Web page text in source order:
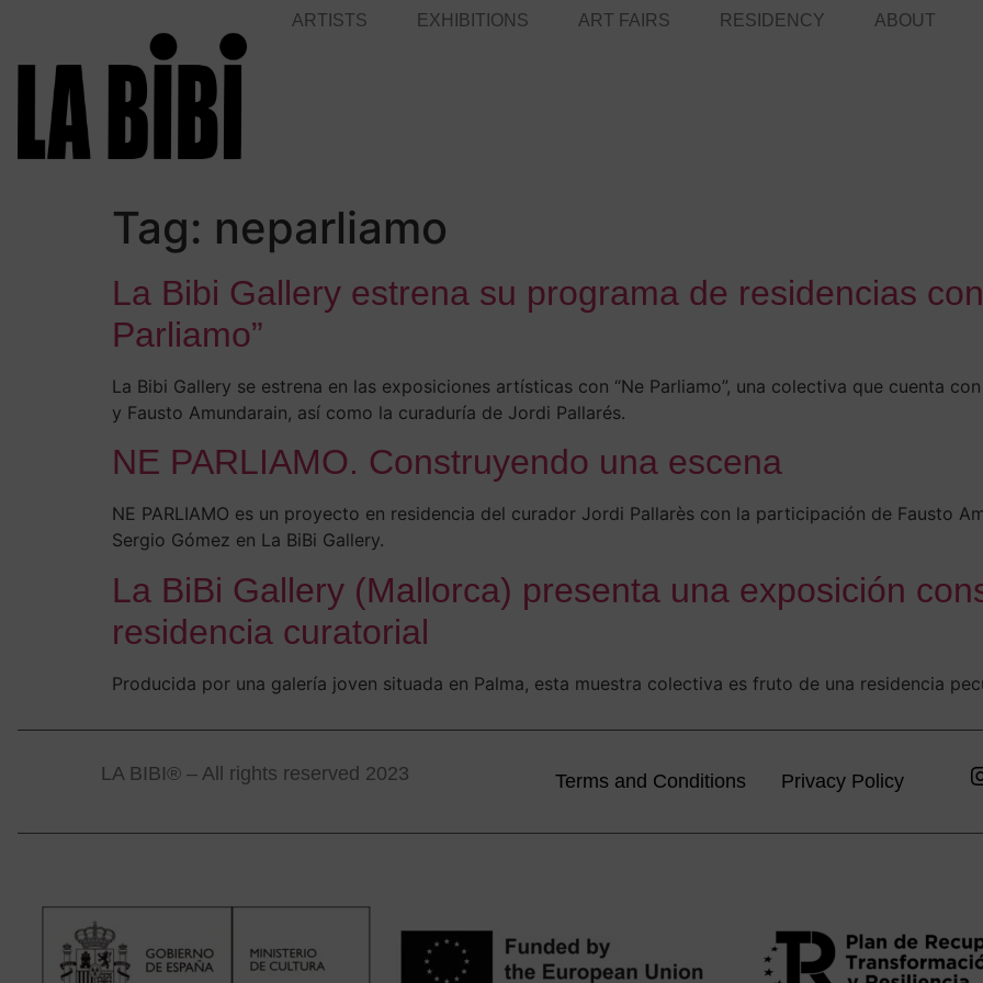
ARTISTS EXHIBITIONS ART FAIRS RESIDENCY ABOUT
Tag: neparliamo
La Bibi Gallery estrena su programa de residencias con
Parliamo”
La Bibi Gallery se estrena en las exposiciones artísticas con “Ne Parliamo”, una colectiva que cuenta
y Fausto Amundarain, así como la curaduría de Jordi Pallarés.
NE PARLIAMO. Construyendo una escena
NE PARLIAMO es un proyecto en residencia del curador Jordi Pallarès con la participación de Fausto
Sergio Gómez en La BiBi Gallery.
La BiBi Gallery (Mallorca) presenta una exposición
residencia curatorial
Producida por una galería joven situada en Palma, esta muestra colectiva es fruto de una residencia
LA BIBI® – All rights reserved 2023 Terms and Conditions Privacy Policy